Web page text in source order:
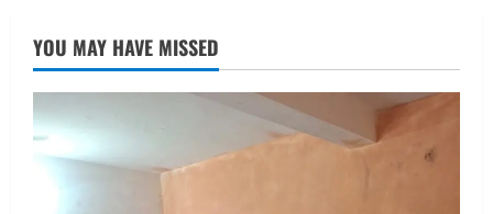
UTTARAKHAND NEWS
तीलू रौतेली पुरस्कार के लिए 13 वीरांगनाओं का
चयन : रेखा आर्या
UTTARAKHAND NEWS
YOU MAY HAVE MISSED